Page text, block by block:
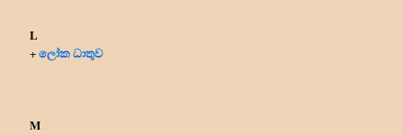
L
+ලෝක ධාතුව
M